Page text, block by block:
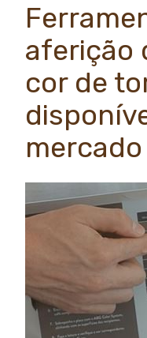
aferição
cor de
mercado